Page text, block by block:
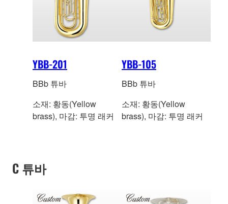
YBB-201
BBb 튜바
소재: 황동(Yellow
brass), 마감: 투명 래커
YBB-105
BBb 튜바
소재: 황동(Yellow
brass), 마감: 투명 래커
C 튜바